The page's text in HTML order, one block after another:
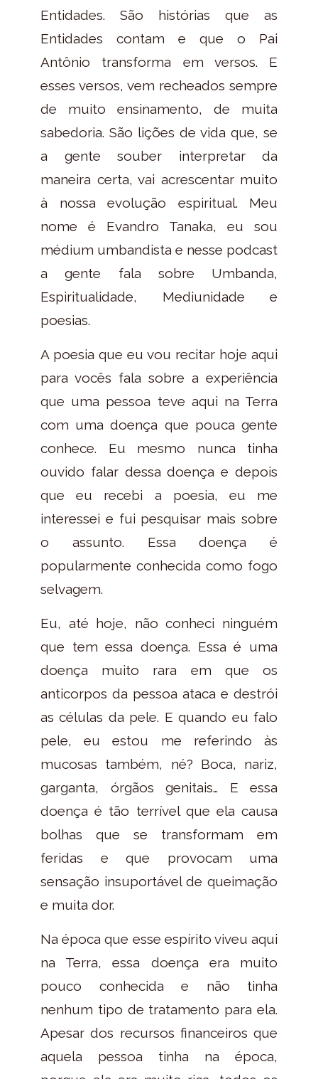
Entidades. São histórias que as
Entidades contam e que o Pai
Antônio transforma em versos. E
esses versos, vem recheados sempre
de muito ensinamento, de muita
sabedoria. São lições de vida que, se
a gente souber interpretar da
maneira certa, vai acrescentar muito
à nossa evolução espiritual. Meu
nome é Evandro Tanaka, eu sou
médium umbandista e nesse podcast
a gente fala sobre Umbanda,
Espiritualidade, Mediunidade e
poesias.
A poesia que eu vou recitar hoje aqui
para vocês fala sobre a experiência
que uma pessoa teve aqui na Terra
com uma doença que pouca gente
conhece. Eu mesmo nunca tinha
ouvido falar dessa doença e depois
que eu recebi a poesia, eu me
interessei e fui pesquisar mais sobre
o assunto. Essa doença é
popularmente conhecida como fogo
selvagem.
Eu, até hoje, não conheci ninguém
que tem essa doença. Essa é uma
doença muito rara em que os
anticorpos da pessoa ataca e destrói
as células da pele. E quando eu falo
pele, eu estou me referindo às
mucosas também, né? Boca, nariz,
garganta, órgãos genitais… E essa
doença é tão terrível que ela causa
bolhas que se transformam em
feridas e que provocam uma
sensação insuportável de queimação
e muita dor.
Na época que esse espírito viveu aqui
na Terra, essa doença era muito
pouco conhecida e não tinha
nenhum tipo de tratamento para ela.
Apesar dos recursos financeiros que
aquela pessoa tinha na época,